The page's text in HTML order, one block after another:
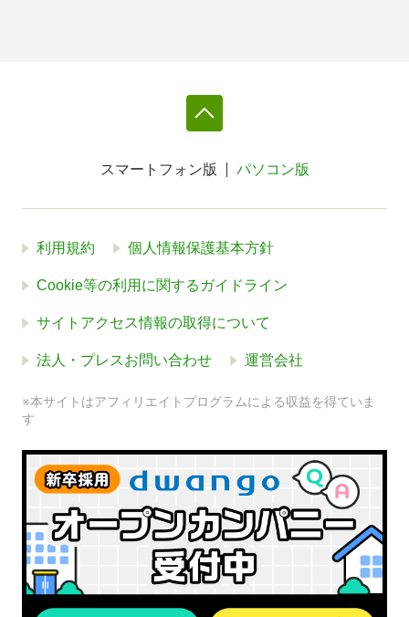
スマートフォン版 パソコン版
利用規約 個人情報保護基本方針
Cookie等の利用に関するガイドライン
サイトアクセス情報の取得について
法人・プレスお問い合わせ 運営会社
※本サイトはアフィリエイトプログラムによる収益を得ていま
す